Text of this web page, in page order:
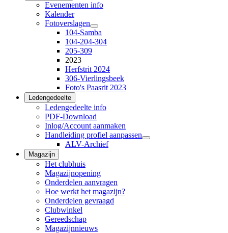
Evenementen info
Kalender
Fotoverslagen
104-Samba
104-204-304
205-309
2023
Herfstrit 2024
306-Vierlingsbeek
Foto's Paasrit 2023
Ledengedeelte
Ledengedeelte info
PDF-Download
Inlog/Account aanmaken
Handleiding profiel aanpassen
ALV-Archief
Magazijn
Het clubhuis
Magazijnopening
Onderdelen aanvragen
Hoe werkt het magazijn?
Onderdelen gevraagd
Clubwinkel
Gereedschap
Magazijnnieuws